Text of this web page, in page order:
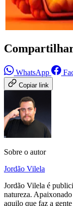
WhatsApp
Copiar link
Sobre o autor
Jordão Vilela
Jordão Vilela é
natureza.
aquilo que faz a